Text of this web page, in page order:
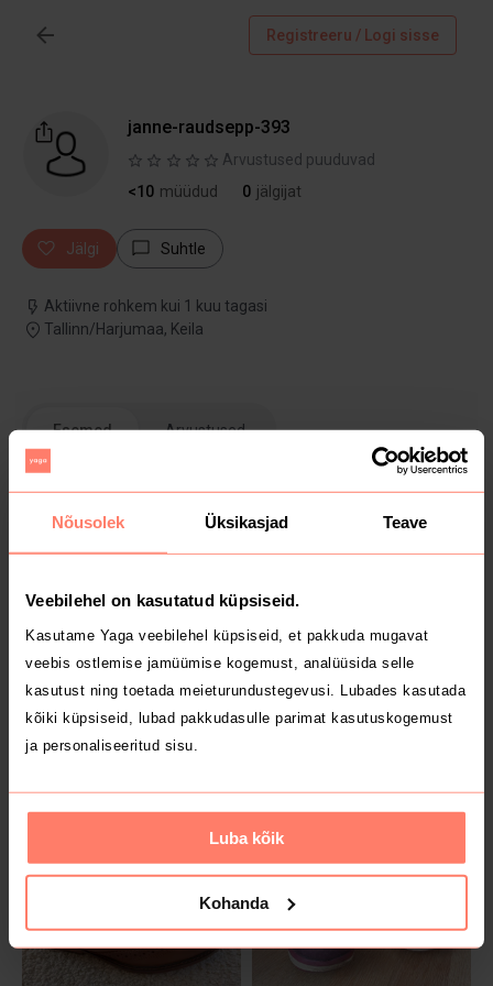
Nõusolek Üksikasjad Teave
Veebilehel on kasutatud küpsiseid.
Kasutame Yaga veebilehel küpsiseid, et pakkuda mugavat
veebis ostlemise jamüümise kogemust, analüüsida selle
kasutust ning toetada meieturundustegevusi. Lubades kasutada
kõiki küpsiseid, lubad pakkudasulle parimat kasutuskogemust
ja personaliseeritud sisu.
Luba kõik
Kohanda
Registreeru / Logi sisse
janne-raudsepp-393
Arvustused puuduvad
<10 müüdud 0 jälgijat
Jälgi Suhtle
Aktiivne rohkem kui 1 kuu tagasi
Tallinn/Harjumaa, Keila
Esemed Arvustused
MÜÜDUD
8 €
98/104
MÜÜDUD
1